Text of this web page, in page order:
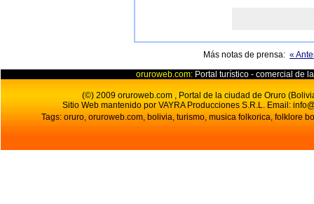
Más notas de prensa: «
oruroweb.com: Portal turístico - comercial de
(©) 2009 oruroweb.com , Portal de la ciudad de Oruro
Sitio Web mantenido por VAYRA Producciones S.R.L. Email:
Tags: oruro, oruroweb.com, bolivia, turismo, musica folkorica, folklore